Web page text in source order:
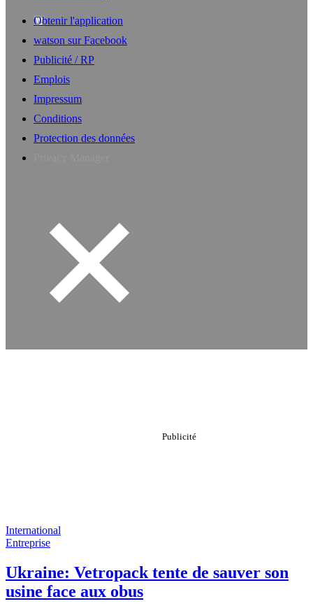
Obtenir l'application
watson sur Facebook
Publicité / RP
Emplois
Impressum
Conditions
Protection des données
International
Entreprise
Ukraine: Vetropack tente de sauver son
usine face aux obus